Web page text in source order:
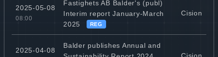
2025-05-08
08:00
Fastighets AB Balder's (publ)
Interim report January-March
2025
REG
Cision
2025-04-08
Balder publishes Annual and